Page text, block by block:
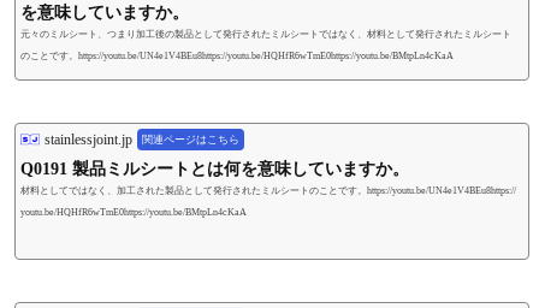
を意味していますか。
元々のミルシート、つまり加工後の製品として発行されたミルシートではなく、材料として発行されたミルシート
のことです。https://youtu.be/UN4e1V4BEu8https://youtu.be/HQHfR6wTmE0https://youtu.be/BMtpLn4cKaA
stainlessjoint.jp 関連ページはこちら
Q0191 製品ミルシートとは何を意味していますか。
材料としてではなく、加工された製品として発行されたミルシートのことです。https://youtu.be/UN4e1V4BEu8https://
youtu.be/HQHfR6wTmE0https://youtu.be/BMtpLn4cKaA